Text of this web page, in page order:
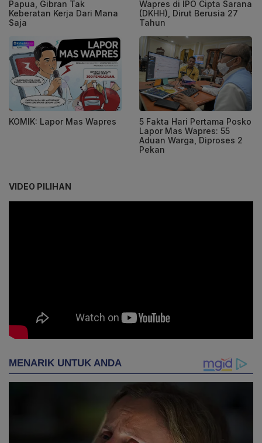
Papua, Gibran Tak
Keberatan Kerja Dari Mana
Saja
Wapres di IPO Cipta Sarana
(DKHH), Dirut Berusia 27
Tahun
KOMIK: Lapor Mas Wapres
5 Fakta Hari Pertama Posko
Lapor Mas Wapres: 55
Aduan Warga, Diproses 2
Pekan
VIDEO PILIHAN